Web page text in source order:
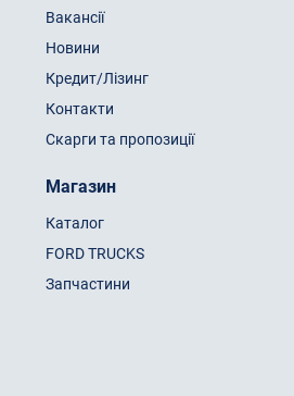
Вакансії
Новини
Кредит/Лізинг
Контакти
Скарги та пропозиції
Магазин
Каталог
FORD TRUCKS
Запчастини